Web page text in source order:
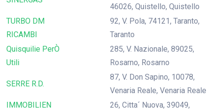
46026, Quistello, Quistello
TURBO DM
RICAMBI
92, V. Pola, 74121, Taranto,
Taranto
Quisquilie PerÒ
Utili
285, V. Nazionale, 89025,
Rosarno, Rosarno
SERRE R.D.
87, V. Don Sapino, 10078,
Venaria Reale, Venaria Reale
IMMOBILIEN
26, Citta´ Nuova, 39049,